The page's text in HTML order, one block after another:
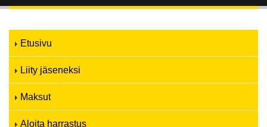
Etusivu
Liity jäseneksi
Maksut
Aloita harrastus